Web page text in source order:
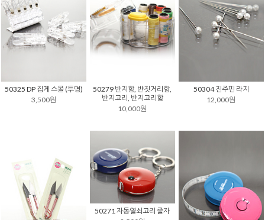
50325 DP 집게 스몰 (투명)
3,500원
50279 반지함, 반짓거리함,
반지고리, 반지고리함
10,000원
50304 진주핀 라지
12,000원
50271 자동열쇠고리 줄자